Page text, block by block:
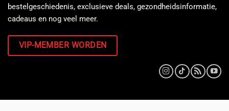
bestelgeschiedenis, exclusieve deals, gezondheidsinformatie,
cadeaus en nog veel meer.
VIP-MEMBER WORDEN